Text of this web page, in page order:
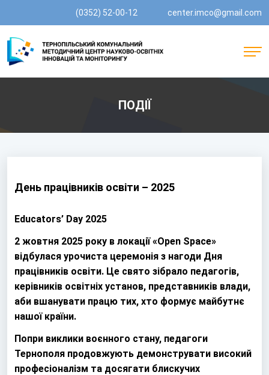
(0352) 52-00-12 center.imco@gmail.com
ПОДІЇ
День працівників освіти – 2025
Educators’ Day 2025
2 жовтня 2025 року в локації «Open Space»
відбулася урочиста церемонія з нагоди Дня
працівників освіти. Це свято зібрало педагогів,
керівників освітніх установ, представників влади,
аби вшанувати працю тих, хто формує майбутнє
нашої країни.
Попри виклики воєнного стану, педагоги
Тернополя продовжують демонструвати високий
професіоналізм та досягати блискучих